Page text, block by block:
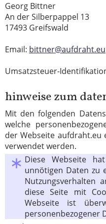
Georg Bittner
An der Silberpappel 13
17493 Greifswald
Email: bittner@aufdraht.eu
Umsatzsteuer-
hinweise zum
Mit den folgenden
welche
der Webseite aufdraht.eu
verwendet werden.
Diese Webseite
unnötigen Daten zu
Nutzungsverhalten
diese Seite mit
Webseite ist
personenbezogener